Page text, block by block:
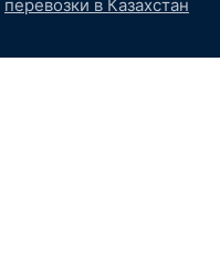
перевозки в Казахстан